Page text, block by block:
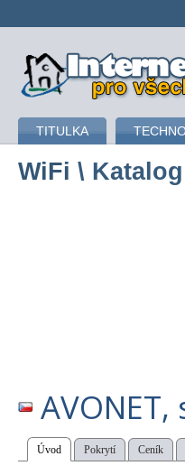
připojení k
TITULKA
WiFi \
AVONET,
Úvod Pokrytí Ceník